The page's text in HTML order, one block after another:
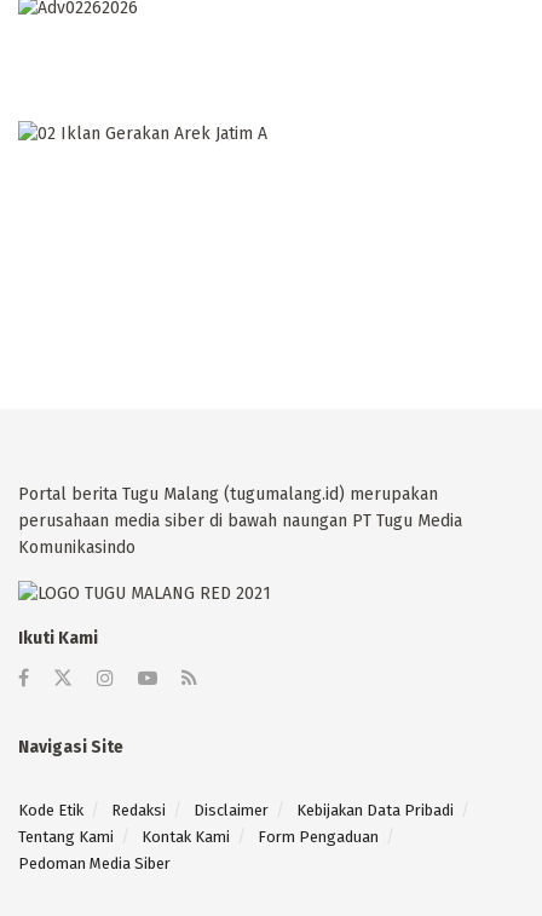
Portal berita Tugu Malang (tugumalang.id) merupakan
perusahaan media siber di bawah naungan PT Tugu Media
Komunikasindo
Ikuti Kami
Navigasi Site
Kode Etik Redaksi Disclaimer
Kebijakan Data Pribadi
Tentang Kami
Kontak Kami
Form Pengaduan
Pedoman Media Siber